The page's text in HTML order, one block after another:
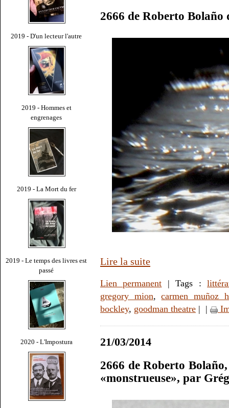
2019 - D'un lecteur l'autre
2019 - Hommes et
engrenages
2019 - La Mort du fer
2019 - Le temps des livres est
passé
2020 - L'Impostura
2666 de Roberto Bolaño
Lire la suite
Lien permanent | Tags :
gregory mion,carmen muñoz
bockley, goodman theatre | |
21/03/2014
2666 de Roberto
«monstrueuse», par